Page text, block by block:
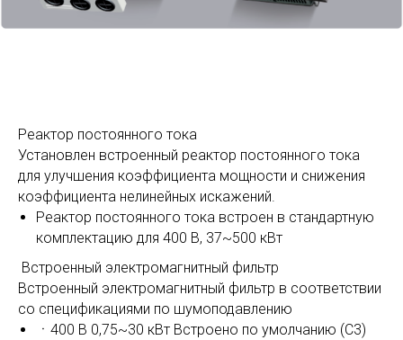
Реактор постоянного тока
Установлен встроенный реактор постоянного тока
для улучшения коэффициента мощности и снижения
коэффициента нелинейных искажений.
Реактор постоянного тока встроен в стандартную
комплектацию для 400 В, 37~500 кВт
Встроенный электромагнитный фильтр
Встроенный электромагнитный фильтр в соответствии
со спецификациями по шумоподавлению
ㆍ400 В 0,75~30 кВт Встроено по умолчанию (C3)